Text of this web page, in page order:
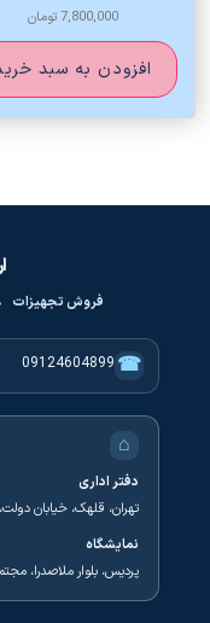
7,800,000تومان
افزودن به سبد
فروش تجهیزات
☎
09124604899
⌂
دفتر اداری
تهران، قلهک، خیابان دولت،
نمایشگاه
پردیس، بلوار ملاصدرا،